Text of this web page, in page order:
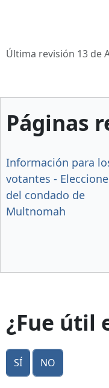
Última revisión 13 de
Páginas
Información para
votantes -
del condado de
Multnomah
¿Fue útil
Sí No